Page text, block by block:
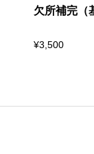
欠所補完（
¥3,500